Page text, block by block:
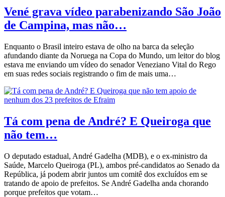
Vené grava vídeo parabenizando São João
de Campina, mas não…
Enquanto o Brasil inteiro estava de olho na barca da seleção
afundando diante da Noruega na Copa do Mundo, um leitor do blog
estava me enviando um vídeo do senador Veneziano Vital do Rego
em suas redes sociais registrando o fim de mais uma…
Tá com pena de André? E Queiroga que
não tem…
O deputado estadual, André Gadelha (MDB), e o ex-ministro da
Saúde, Marcelo Queiroga (PL), ambos pré-candidatos ao Senado da
República, já podem abrir juntos um comitê dos excluídos em se
tratando de apoio de prefeitos. Se André Gadelha anda chorando
porque prefeitos que votam…